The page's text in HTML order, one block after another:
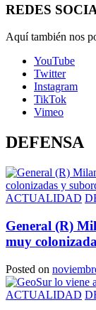
REDES
Aquí también nos
YouTube
Twitter
Instagram
TikTok
Vimeo
DEFENSA
ACTUALIDAD
General (R)
muy
Posted on
ACTUALIDAD